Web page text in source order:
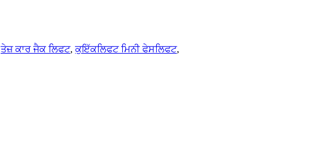
ਤੇਜ਼ ਕਾਰ ਜੈਕ ਲਿਫਟ,ਕੁਇੱਕਲਿਫਟ ਮਿਨੀ ਫੇਸਲਿਫਟ,